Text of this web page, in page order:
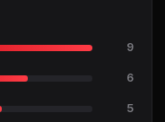
9
6
5